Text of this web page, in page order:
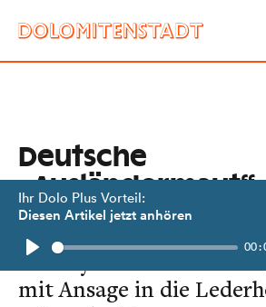
Ihr Dolo Plus Vorteil:
Diesen Artikel jetzt anhören
Play
Deutsche
„Ausländermaut“,
für alle
Ein bayerischer
mit Ansage in die